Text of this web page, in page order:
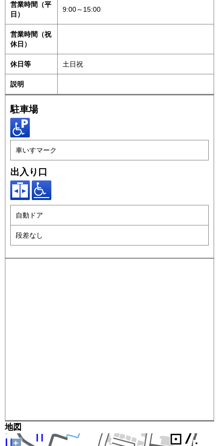
営業時間（平
日）
9:00～15:00
営業時間（祝
休日）
休日等 土日祝
説明
駐車場
車いすマーク
出入り口
自動ドア
段差なし
地図
+